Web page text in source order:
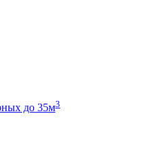
до 35м3